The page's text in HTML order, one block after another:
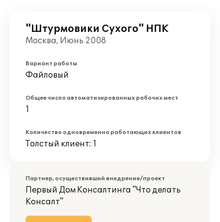
"Штурмовики Сухого" НПК
Москва, Июнь 2008
Вариант работы
Файловый
Общее число автоматизированных рабочих мест
1
Количество одновременно работающих клиентов
Толстый клиент: 1
Партнер, осуществивший внедрение/проект
Первый Дом Консалтинга "Что делать
Консалт"